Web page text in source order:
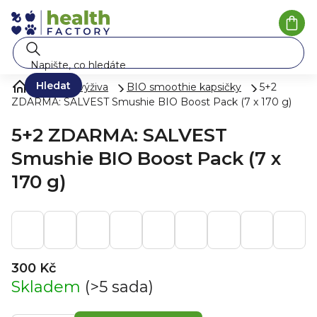
na
obsah
Hledat
Zdravá výživa BIO smoothie kapsičky
5+2
ZDARMA: SALVEST Smushie BIO Boost Pack (7 x 170 g)
5+2 ZDARMA: SALVEST
Smushie BIO Boost Pack (7 x
170 g)
300 Kč
Skladem (>5 sada)